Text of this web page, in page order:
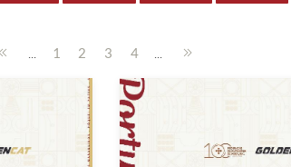
... 1 2 3 4 ...